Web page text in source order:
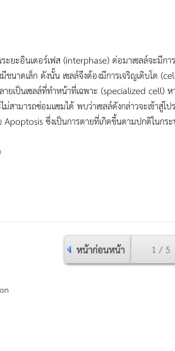
ระยะอินเตอร์เฟส (interphase) ต่อมาเซลล์จะมีก
ขนาดเล็ก ดังนั้น เซลล์จึงต้องมีการเจริญเติบโต
เป็นเซลล์ที่ทำหน้าที่เฉพาะ (specialized cell) ห
มารถซ่อมเเซมได้ พบว่าเซลล์ดังกล่าวจะเข้าสู่โป
ซึ่งเป็นการตายที่เกิดขึ้นตามปกติในกร
หน้าก่อนหน้า 1 / 5